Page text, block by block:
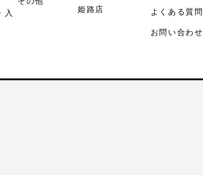
入
姫路店
よくある質問
お問い合わせ